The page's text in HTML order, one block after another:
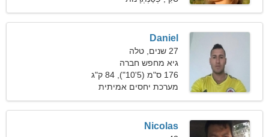
Daniel
27 שנים, טלה
גיא מחפש חברה
176 ס"מ (5'10"), 84 ק"ג
(185 פאונד)
מערכת יחסים אמיתית
Nicolas